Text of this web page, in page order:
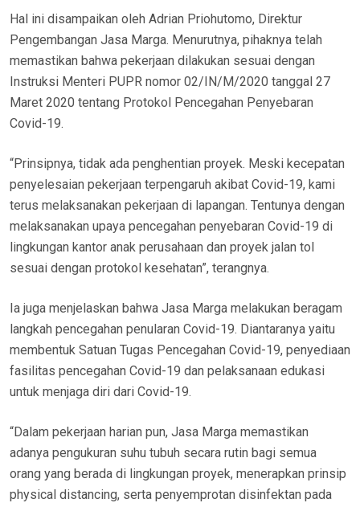
Hal ini disampaikan oleh Adrian Priohutomo, Direktur
Pengembangan Jasa Marga. Menurutnya, pihaknya telah
memastikan bahwa pekerjaan dilakukan sesuai dengan
Instruksi Menteri PUPR nomor 02/IN/M/2020 tanggal 27
Maret 2020 tentang Protokol Pencegahan Penyebaran
Covid-19.
“Prinsipnya, tidak ada penghentian proyek. Meski kecepatan
penyelesaian pekerjaan terpengaruh akibat Covid-19, kami
terus melaksanakan pekerjaan di lapangan. Tentunya dengan
melaksanakan upaya pencegahan penyebaran Covid-19 di
lingkungan kantor anak perusahaan dan proyek jalan tol
sesuai dengan protokol kesehatan”, terangnya.
Ia juga menjelaskan bahwa Jasa Marga melakukan beragam
langkah pencegahan penularan Covid-19. Diantaranya yaitu
membentuk Satuan Tugas Pencegahan Covid-19, penyediaan
fasilitas pencegahan Covid-19 dan pelaksanaan edukasi
untuk menjaga diri dari Covid-19.
“Dalam pekerjaan harian pun, Jasa Marga memastikan
adanya pengukuran suhu tubuh secara rutin bagi semua
orang yang berada di lingkungan proyek, menerapkan prinsip
physical distancing, serta penyemprotan disinfektan pada